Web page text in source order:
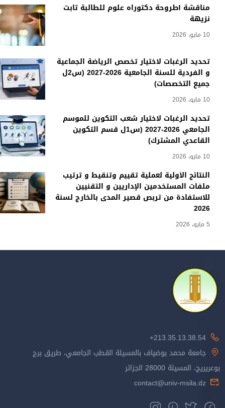
مناقشة أطروحة دكتوراه علوم للطالبة ثابت
نزيهة
10 مايو، 2026
تحديد الرغبات لاختيار تخصص الرياضة الجماعية
و الفردية للسنة الجامعية 2026-2027 (س2ل
جميع التخصصات)
10 مايو، 2026
تحديد الرغبات لاختيار شعب التكوين للموسم
الجامعي 2026-2027 (س1ل قسم التكوين
القاعدي المشترك)
10 مايو، 2026
النتائج الأولية لعملية تقييم وتنقيط و ترتيب
ملفات المستخدمين الإداريين و التقنيين
للاستفادة من تربص قصير المدى بالخارج لسنة
2026
5 مايو، 2026
213.35.13.38.54+
جامعة محمد بوضياف بالمسيلة القطب الجامعي، طريق برج
بوعريريج، المسيلة 28000 الجزائر
contact@univ-msila.dz